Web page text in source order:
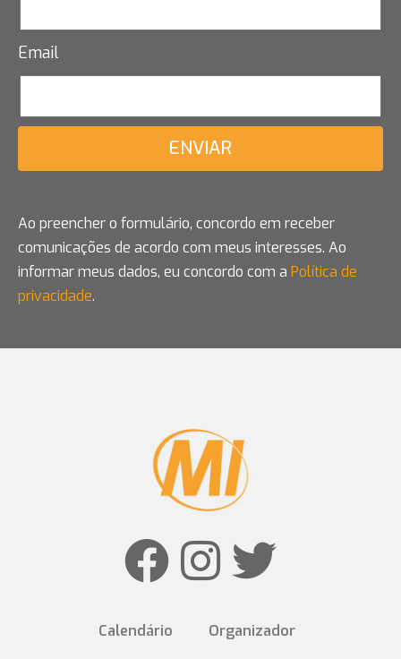
Email
ENVIAR
Ao preencher o formulário, concordo em receber
comunicações de acordo com meus interesses. Ao
informar meus dados, eu concordo com a Política de
privacidade.
Calendário Organizador